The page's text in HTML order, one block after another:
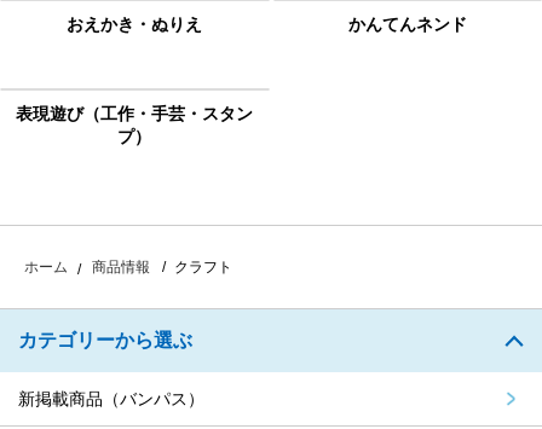
おえかき・ぬりえ かんてんネンド
表現遊び（工作・手芸・スタン
プ）
ホーム 商品情報 クラフト
カテゴリーから選ぶ
新掲載商品（バンパス）